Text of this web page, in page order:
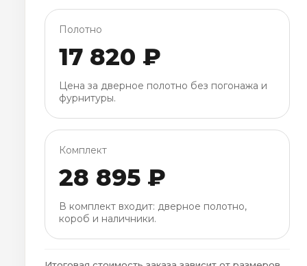
Полотно
17 820 ₽
Цена за дверное полотно без погонажа и
фурнитуры.
Комплект
28 895 ₽
В комплект входит: дверное полотно,
короб и наличники.